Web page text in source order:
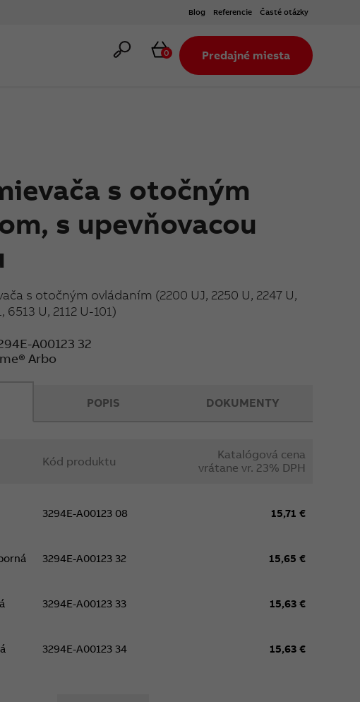
Blog Referencie Časté otázky
Hľadať Košík
0 Predajné miesta
s otočným
s upevňovacou
s otočným ovládaním (2200 UJ, 2250 U, 2247 U,
6513 U, 2112 U-101)
A00123 32
Arbo
Kód produktu
Katalógová cena
vrátane vr. 23% DPH
3294E-A00123 08 15,71 €
3294E-A00123 32 15,65 €
3294E-A00123 33 15,63 €
3294E-A00123 34 15,63 €
POPIS DOKUMENTY